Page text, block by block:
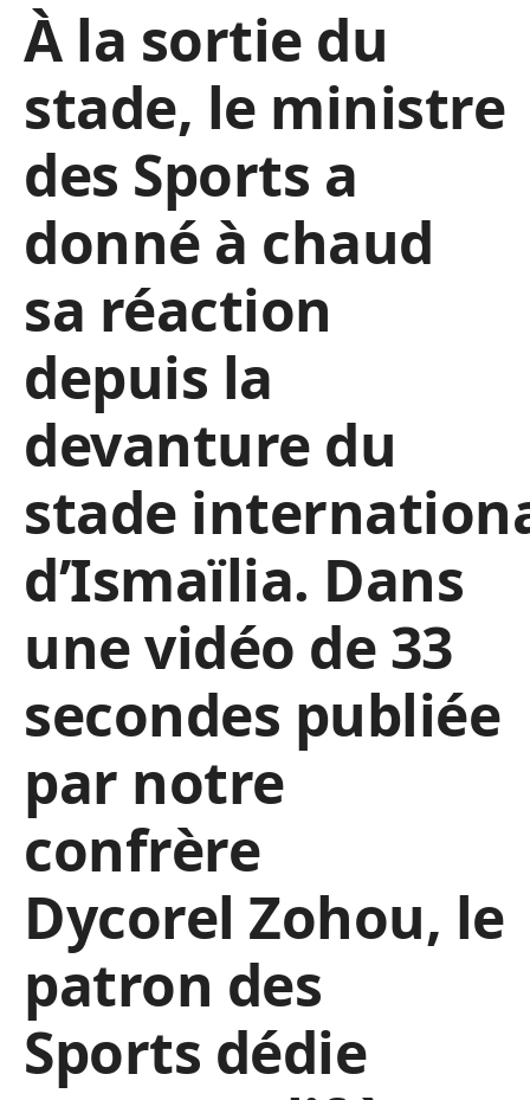
À la sortie du
stade, le ministre
des Sports a
donné à chaud
sa réaction
depuis la
devanture du
stade
d’Ismaïlia. Dans
une vidéo de 33
secondes publiée
par notre
confrère
Dycorel Zohou, le
patron des
Sports dédie